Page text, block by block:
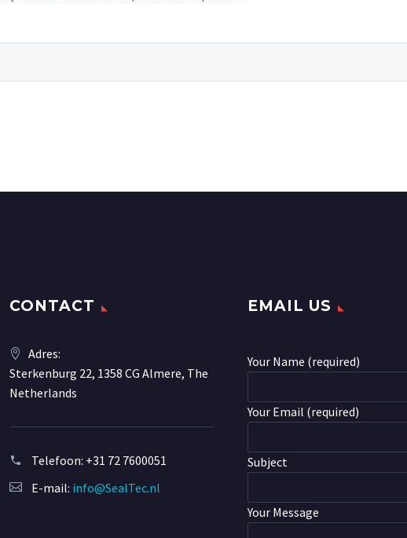
CONTACT
Adres:
Sterkenburg 22, 1358 CG Almere, The
Netherlands
Telefoon: +31 72 7600051
E-mail: info@SealTec.nl
EMAIL US
Your Name (required)
Your Email (required)
Subject
Your Message